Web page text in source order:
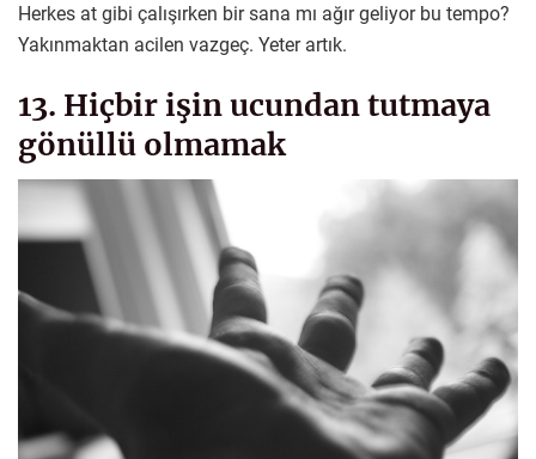
Herkes at gibi çalışırken bir sana mı ağır geliyor bu tempo?
Yakınmaktan acilen vazgeç. Yeter artık.
13. Hiçbir işin ucundan tutmaya
gönüllü olmamak